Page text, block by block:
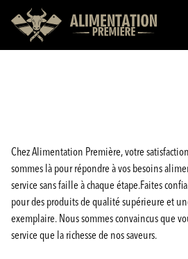
Chez Alimentation Première, votre
sommes là pour répondre à vos besoins
service sans faille à chaque étape.Faites
pour des produits de qualité supérieure et
exemplaire. Nous sommes convaincus que
service que la richesse de nos saveurs.